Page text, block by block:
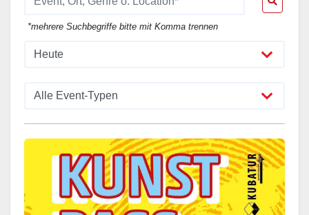
*mehrere Suchbegriffe bitte mit Komma trennen